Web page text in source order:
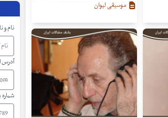
موسیقی لیوان
نام و
آدرس
شماره